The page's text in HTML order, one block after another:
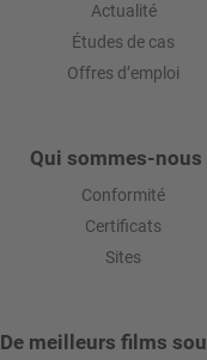
Actualité
Études de cas
Offres d’emploi
Qui sommes-nous
Conformité
Certificats
Sites
De meilleurs films